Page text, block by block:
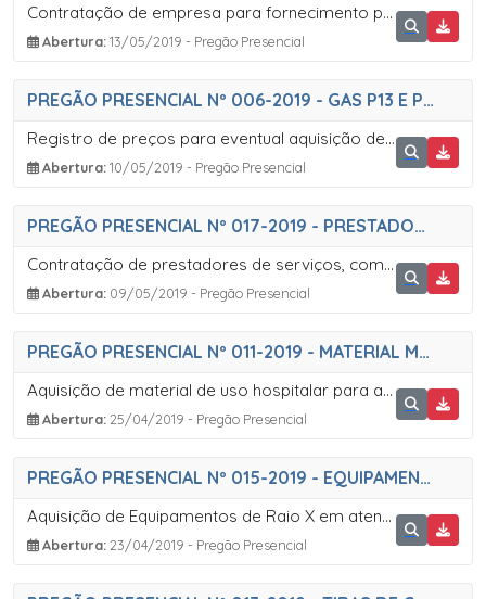
Contratação de empresa para fornecimento parcelado de Material de Limpeza em atendimento as Secretarias Municipais, na modalidade Pregão, por meio de sistema Presencial, através de SRP (Sistema de Registro de Preços) com cota reservada para ME/EPP
Abertura: 13/05/2019 - Pregão Presencial
PREGÃO PRESENCIAL Nº 006-2019 - GAS P13 E P45
Registro de preços para eventual aquisição de gás liquefeito de petróleo (GLP) P13 e P45, em atendimento as diversas Secretarias do Município de Sete Barras, pelo período de 12 (doze) meses
Abertura: 10/05/2019 - Pregão Presencial
PREGÃO PRESENCIAL Nº 017-2019 - PRESTADORES DE SERVIÇOS
Contratação de prestadores de serviços, como monitor de cidadania e desenvolvimento em programas sociais de nível médio e de nível superior, para atuarem no desenvolvimento de projetos da Secretaria Municipal de Assistência Social
Abertura: 09/05/2019 - Pregão Presencial
PREGÃO PRESENCIAL Nº 011-2019 - MATERIAL MEDICO HOSPITALAR
Aquisição de material de uso hospitalar para atender as necessidades da Secretaria de Saúde
Abertura: 25/04/2019 - Pregão Presencial
PREGÃO PRESENCIAL Nº 015-2019 - EQUIPAMENTOS RAIO X
Aquisição de Equipamentos de Raio X em atendimento a Secretaria da Saúde
Abertura: 23/04/2019 - Pregão Presencial